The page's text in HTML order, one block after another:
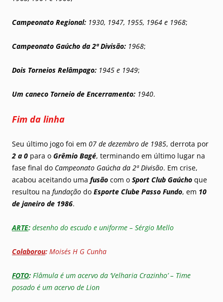
Campeonato Regional: 1930, 1947, 1955, 1964 e 1968;
Campeonato Gaúcho da 2ª Divisão: 1968;
Dois Torneios Relâmpago: 1945 e 1949;
Um caneco Torneio de Encerramento: 1940.
Fim da linha
Seu último jogo foi em 07 de dezembro de 1985, derrota por
2 a 0 para o Grêmio Bagé, terminando em último lugar na
fase final do Campeonato Gaúcha da 2ª Divisão. Em crise,
acabou aceitando uma fusão com o Sport Club Gaúcho que
resultou na fundação do Esporte Clube Passo Fundo, em 10
de janeiro de 1986.
ARTE: desenho do escudo e uniforme – Sérgio Mello
Colaborou: Moisés H G Cunha
FOTO: Flâmula é um acervo da ‘Velharia Crazinho’ – Time
posado é um acervo de Lion